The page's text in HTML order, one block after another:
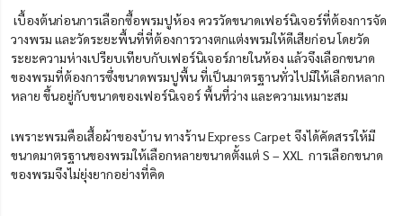
เบื้องต้นก่อนการเลือกซื้อพรมปูห้อง ควรวัดขนาดเฟอร์นิเจอร์ที่ต้องการจัด
วางพรม และวัดระยะพื้นที่ที่ต้องการวางตกแต่งพรมให้ดีเสียก่อน โดยวัด
ระยะความห่างเปรียบเทียบกับเฟอร์นิเจอร์ภายในห้อง แล้วจึงเลือกขนาด
ของพรมที่ต้องการซึ่งขนาดพรมปูพื้น ที่เป็นมาตรฐานทั่วไปมีให้เลือกหลาก
หลาย ขึ้นอยู่กับขนาดของเฟอร์นิเจอร์ พื้นที่ว่าง และความเหมาะสม
เพราะพรมคือเสื้อผ้าของบ้าน ทางร้าน Express Carpet จึงได้คัดสรรให้มี
ขนาดมาตรฐานของพรมให้เลือกหลายขนาดตั้งแต่ S – XXL การเลือกขนาด
ของพรมจึงไม่ยุ่งยากอย่างที่คิด